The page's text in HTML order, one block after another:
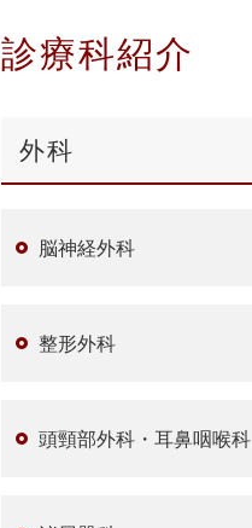
診療科紹介
外科
脳神経外科
整形外科
頭頸部外科・耳鼻咽喉科